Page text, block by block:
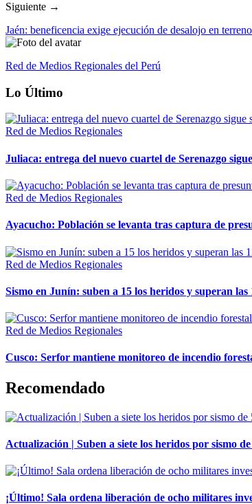
Siguiente →
Jaén: beneficencia exige ejecución de desalojo en
Red de Medios Regionales del Perú
Lo Último
Red de Medios Regionales
Juliaca: entrega del nuevo cuartel de Serenazgo
Red de Medios Regionales
Ayacucho: Población se levanta tras captura de
Red de Medios Regionales
Sismo en Junín: suben a 15 los heridos y superan
Red de Medios Regionales
Cusco: Serfor mantiene monitoreo de incendio
Recomendado
Actualización | Suben a siete los heridos por sismo
¡Último! Sala ordena liberación de ocho militares